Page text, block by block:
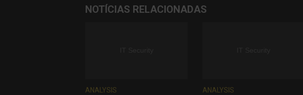
NOTÍCIAS RELACIONADAS
ANALYSIS ANALYSIS